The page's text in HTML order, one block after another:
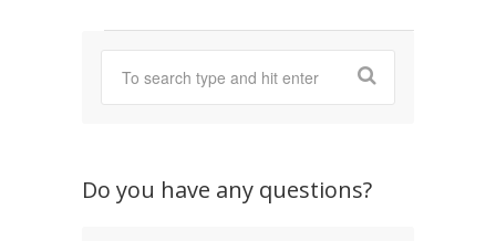
Do you have any questions?